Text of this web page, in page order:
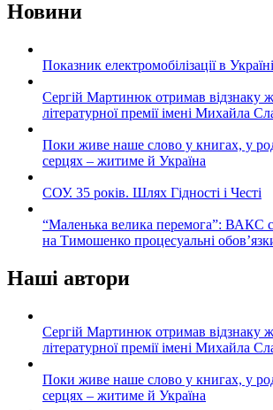
Новини
Показник електромобілізації в
Сергій Мартинюк отримав відзнаку
літературної премії імені Михайла
Поки живе наше слово у книгах, у
серцях – житиме й Україна
СОУ. 35 років. Шлях Гідності і Честі
“Маленька велика перемога”: ВАКС
на Тимошенко процесуальні
Наші автори
Сергій Мартинюк отримав відзнаку
літературної премії імені Михайла
Поки живе наше слово у книгах, у
серцях – житиме й Україна